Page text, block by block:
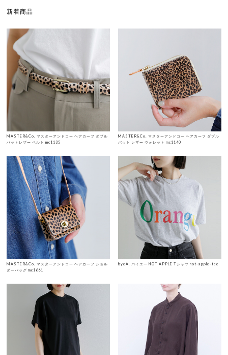
新着商品
MASTER&Co. マスターアンドコー ヘアカーフ ダブル
バットレザー ベルト mc1135
MASTER&Co. マスターアンドコー ヘアカーフ ダブル
バット レザー ウォレット mc1140
MASTER&Co. マスターアンドコー ヘアカーフ ショル
ダーバッグ mc1661
byeA. バイエー NOT APPLE Tシャツ not-apple-tee